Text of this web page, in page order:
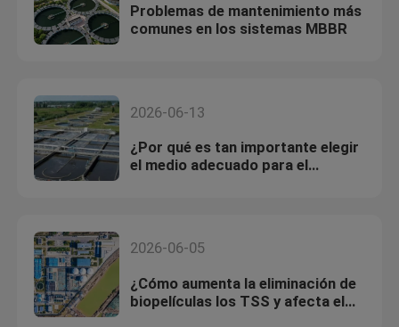
Problemas de mantenimiento más
comunes en los sistemas MBBR
2026-06-13
¿Por qué es tan importante elegir
el medio adecuado para el
2026-06-05
¿Cómo aumenta la eliminación de
biopelículas los TSS y afecta el